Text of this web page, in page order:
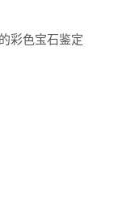
彩色宝石鉴定